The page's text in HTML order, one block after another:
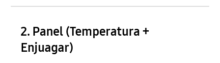
2. Panel (Temperatura +
Enjuagar)